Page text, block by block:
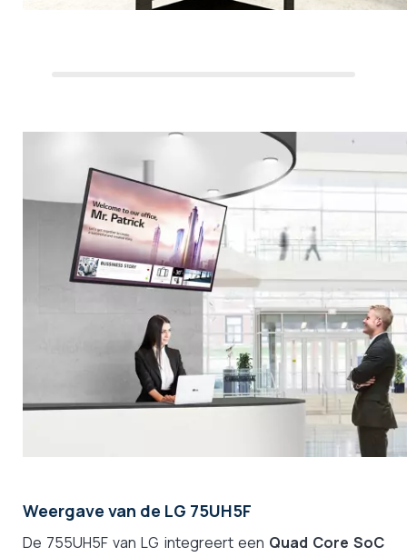
Weergave van de LG 75UH5F
De 755UH5F van LG integreert een Quad Core SoC